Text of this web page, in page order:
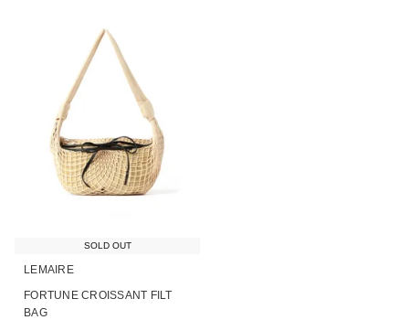
SOLD OUT
LEMAIRE
FORTUNE CROISSANT FILT
BAG